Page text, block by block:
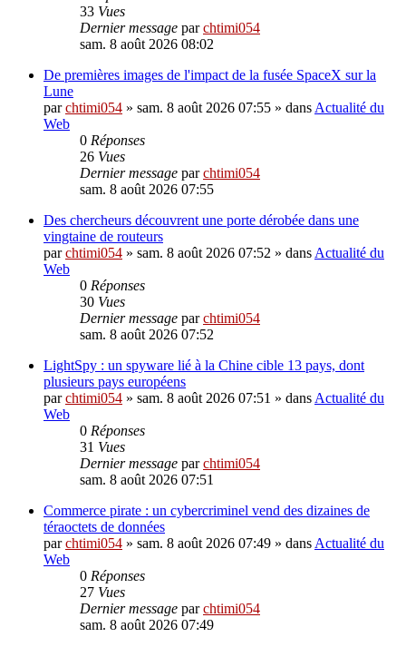
33 Vues
Dernier message parchtimi054
sam. 8 août 2026 08:02
De premières images de l'impact de la fusée SpaceX sur la
Lune
parchtimi054 » sam. 8 août 2026 07:55 » dans Actualité du
Web
0 Réponses
26 Vues
Dernier message parchtimi054
sam. 8 août 2026 07:55
Des chercheurs découvrent une porte dérobée dans une
vingtaine de routeurs
parchtimi054 » sam. 8 août 2026 07:52 » dans Actualité du
Web
0 Réponses
30 Vues
Dernier message parchtimi054
sam. 8 août 2026 07:52
LightSpy : un spyware lié à la Chine cible 13 pays, dont
plusieurs pays européens
parchtimi054 » sam. 8 août 2026 07:51 » dans Actualité du
Web
0 Réponses
31 Vues
Dernier message parchtimi054
sam. 8 août 2026 07:51
Commerce pirate : un cybercriminel vend des dizaines de
téraoctets de données
parchtimi054 » sam. 8 août 2026 07:49 » dans Actualité du
Web
0 Réponses
27 Vues
Dernier message parchtimi054
sam. 8 août 2026 07:49